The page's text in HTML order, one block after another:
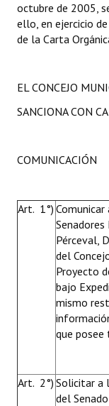
octubre de 2005,
ello, en ejercicio
de la Carta
EL CONCEJO
SANCIONA CON
COMUNICACIÓN
Art. 1°) Comunicar
Pérceval,
del
Proyecto
bajo
mismo
que posee
Art. 2°) Solicitar a
del